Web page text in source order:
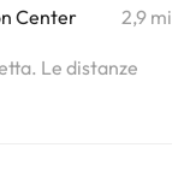
Center 2,9 mi
Le distanze